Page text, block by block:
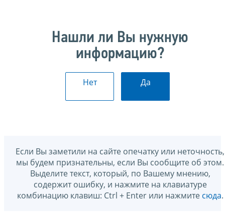
Нашли ли Вы нужную
информацию?
Нет Да
Если Вы заметили на сайте опечатку или неточность,
мы будем признательны, если Вы сообщите об этом.
Выделите текст, который, по Вашему мнению,
содержит ошибку, и нажмите на клавиатуре
комбинацию клавиш: Ctrl + Enter или нажмите сюда.